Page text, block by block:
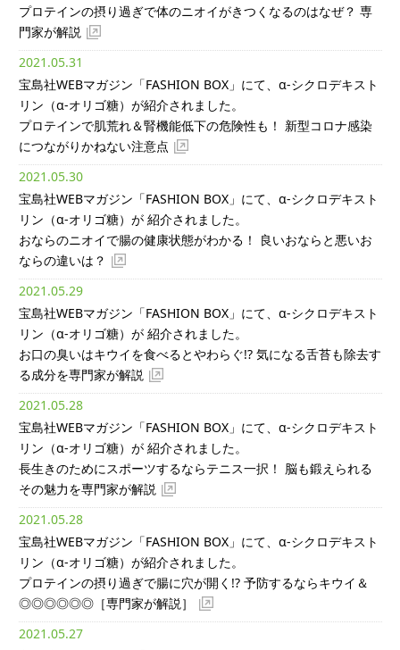
プロテインの摂り過ぎで体のニオイがきつくなるのはなぜ？ 専
門家が解説
2021.05.31
宝島社WEBマガジン「FASHION BOX」にて、α-シクロデキスト
リン（α-オリゴ糖）が紹介されました。
プロテインで肌荒れ＆腎機能低下の危険性も！ 新型コロナ感染
につながりかねない注意点
2021.05.30
宝島社WEBマガジン「FASHION BOX」にて、α-シクロデキスト
リン（α-オリゴ糖）が 紹介されました。
おならのニオイで腸の健康状態がわかる！ 良いおならと悪いお
ならの違いは？
2021.05.29
宝島社WEBマガジン「FASHION BOX」にて、α-シクロデキスト
リン（α-オリゴ糖）が 紹介されました。
お口の臭いはキウイを食べるとやわらぐ!? 気になる舌苔も除去す
る成分を専門家が解説
2021.05.28
宝島社WEBマガジン「FASHION BOX」にて、α-シクロデキスト
リン（α-オリゴ糖）が 紹介されました。
長生きのためにスポーツするならテニス一択！ 脳も鍛えられる
その魅力を専門家が解説
2021.05.28
宝島社WEBマガジン「FASHION BOX」にて、α-シクロデキスト
リン（α-オリゴ糖）が紹介されました。
プロテインの摂り過ぎで腸に穴が開く!? 予防するならキウイ＆
◎◎◎◎◎◎［専門家が解説］
2021.05.27